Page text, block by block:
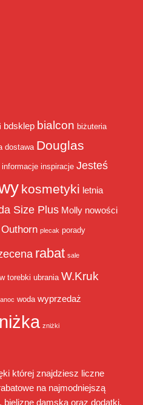
bdsklep bialcon biżuteria
dostawa Douglas
informacje inspiracje Jesteś
kosmetyki letnia
Size Plus Molly nowości
Outhorn plecak porady
rabat sale
torebki ubrania W.Kruk
woda wyprzedaż
zniżki
której znajdziesz liczne
na najmodniejszą
damską oraz dodatki.